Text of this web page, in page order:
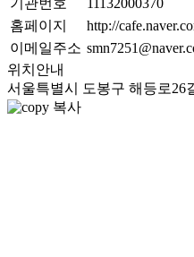
기관번호
11132000370
홈페이지
http://
이메일주소
위치안내
서울특별시 도봉구 해등로26
복사